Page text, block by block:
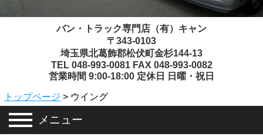
バン・トラック専門店（有）キャン
〒343-0103
埼玉県北葛飾郡松伏町金杉144-13
TEL 048-993-0081 FAX 048-993-0082
営業時間 9:00-18:00 定休日 日曜・祝日
トップページ > ウイング
メニュー